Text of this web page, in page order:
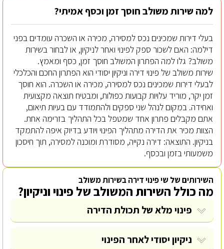
למה שירות משולב חוסך זמן וכסף אמיתי?
בעלי דירות שמכינים נכס למסירה, מכירה או השכרה עומדים בפני
דילמה: האם לשכור ספק לפינוי ואחר לניקיון, או לבחור בשירות
משולב? גלו למה הפתרון המשולב חוסך זמן, כסף ומאמץ.
שירות משולב של פינוי דירה וניקיון יסודי הוא הפתרון החכם והכלכלי
לבעלי דירות שמכינים נכס למסירה, מכירה או השכרה. הוא חוסך
זמן יקר, מוריד עלויות קבועות כפולות, ומבטיח תוצאה מקצועית
ואחידה. במקום לנהל שני ספקים ולהתמודד עם בעיות תיאום,
אתם מקבלים פתרון אחד שמטפל בכל התהליך בזרימה אחת.
הצוות מכיר את הדירה מתהליך הפינוי ויודע בדיוק איפה להתמקד
בניקיון. התוצאה: דירה נקייה, מסודרת ומוכנה למסירה, תוך חיסכון
משמעותי בזמן ובכסף.
השירותים של שי פינוי דירה בשירות משולב
מה כולל השירות המשולב של פינוי וניקיון?
פינוי מלא של תכולת הדירה
ניקיון יסודי לאחר הפינוי